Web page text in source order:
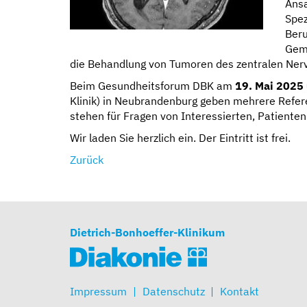
die Behandlung von Tumoren des zentralen
Beim Gesundheitsforum DBK am 19. Mai 2025
Klinik) in Neubrandenburg geben mehrere
stehen für Fragen von Interessierten,
Wir laden Sie herzlich ein. Der Eintritt ist frei.
Zurück
Dietrich-Bonhoeffer-Klinikum
Impressum Datenschutz Kontakt